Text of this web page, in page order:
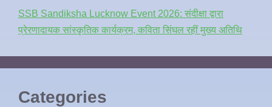
SSB Sandiksha Lucknow Event 2026: संदीक्षा द्वारा
प्रेरणादायक सांस्कृतिक कार्यक्रम, कविता सिंघल रहीं मुख्य अतिथि
Categories